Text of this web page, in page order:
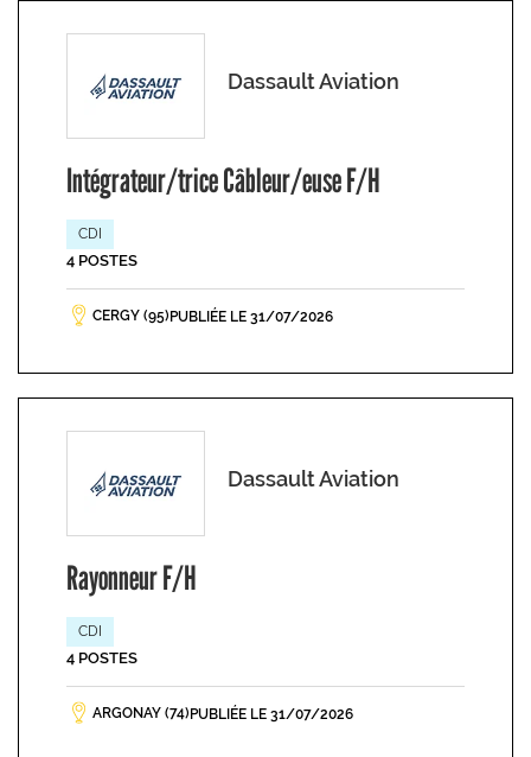
Dassault Aviation
Intégrateur/trice Câbleur/euse F/H
CDI
4 POSTES
CERGY (95) PUBLIÉE LE 31/07/2026
Dassault Aviation
Rayonneur F/H
CDI
4 POSTES
ARGONAY (74) PUBLIÉE LE 31/07/2026